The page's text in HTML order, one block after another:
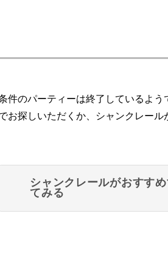
件のパーティーは終了しているよう
お探しいただくか、シャンクレー
シャンクレールがおすす
てみる